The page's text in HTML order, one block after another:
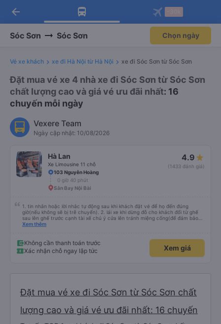
Tải app Vexere ngay!
Nhận ưu đãi thành viên độc
Mở app
Tải app Vexere
-30k/ghế khi đặt vé máy bay qua
Mở app
arrow_back
Sóc Sơn Sóc Sơn Chọn ngày
Vé xe khách xe đi Hà Nội từ Hà Nội xe đi Sóc Sơn từ Sóc Sơn
Đặt mua vé xe 4 nhà xe đi Sóc Sơn từ Sóc Sơn
chất lượng cao và giá vé ưu đãi nhất: 16
chuyến mỗi ngày
Vexere Team
Ngày cập nhật: 10/08/2026
Hà Lan
Xe Limousine 11 chỗ
4.9
(1433 đánh giá)
103 Nguyễn Hoàng
0 giờ 40 phút
Sân Bay Nội Bài
1. tin nhắn hoặc lời nhắc tự động sau khi khách đặt vé để họ đến đúng
giờ(nếu không sẽ bị trễ chuyến). 2. lái xe khi dừng đỗ cho khách đổi từ ghế
sau lên ghế trước cạnh tài xế chú ý cửa lên tránh miệng cống(để đảm bảo
an toàn cho khách- tại HN: miệng cống bằng sắt chữ nhật dạng ô lưới, cửa
Tng kịp 20h, để khách nối chuyến Xe 11 chỗ nên thoáng đãng.
Xem thêm
Không cần thanh toán trước
Xác nhận chỗ ngay lập tức
Xem giá
Đặt mua vé xe đi Sóc Sơn từ Sóc Sơn chất
lượng cao và giá vé ưu đãi nhất: 16 chuyến